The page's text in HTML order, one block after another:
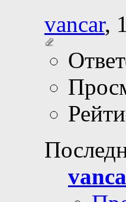
vancar,